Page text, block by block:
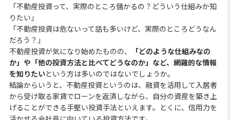
「不動産投資って、実際のところ儲かるの？どういう仕組みか知
りたい」
「不動産投資は危ないって話も多いけど、実際のところどうなん
だろう？」
不動産投資が気になり始めたものの、
「どのような仕組みなの
か」や「他の投資方法と比べてどうなのか」など、網羅的な情報
を知りたいという方は多いのではないでしょうか。
結論からいうと、不動産投資というのは、融資を活用して入居者
から受け取る家賃でローンを返済しながら、自分の資産を築き上
げることができる手堅い投資手法といえます。とくに、信用力を